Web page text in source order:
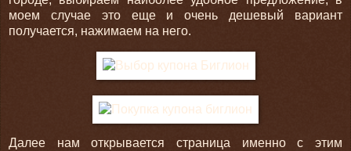
моем случае это еще и очень дешевый вариант
получается, нажимаем на него.
Далее нам открывается страница именно с этим